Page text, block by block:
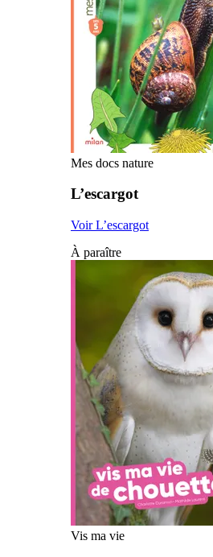
Mes docs nature
L’escargot
Voir L’escargot
À paraître
Vis ma vie